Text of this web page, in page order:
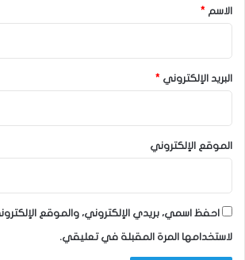
*الاسم *
البريد الإلكتروني *
الموقع الإلكتروني
احفظ اسمي، بريدي الإلكتروني، والموقع
لاستخدامها المرة المقبلة في تعليقي.